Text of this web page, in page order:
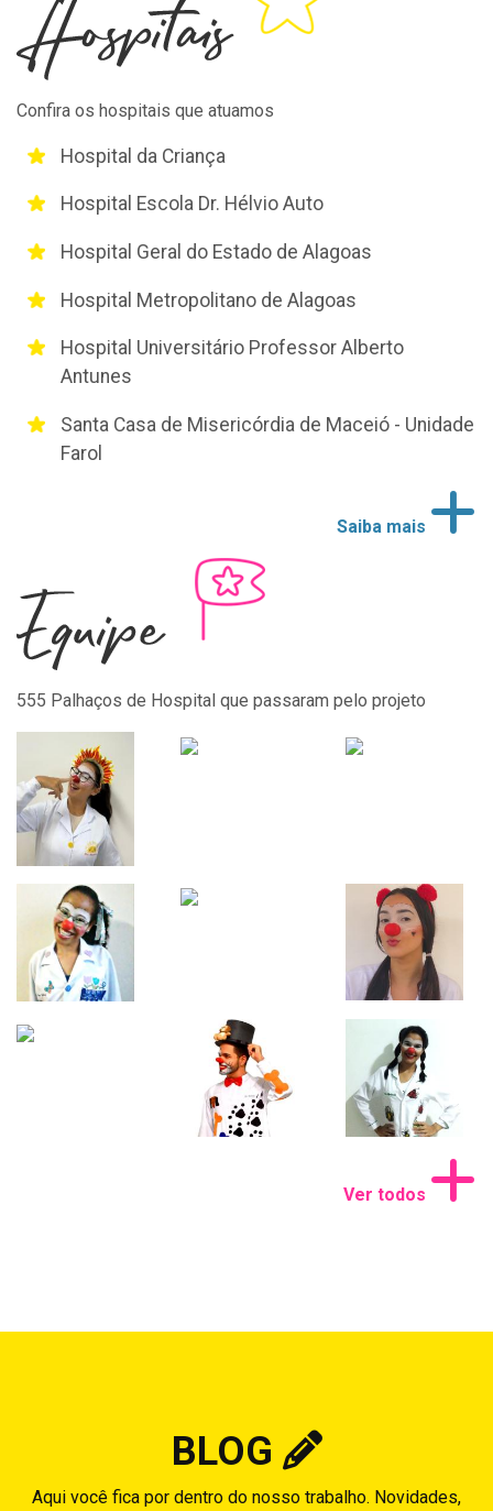
Confira os hospitais que atuamos
Hospital da Criança
Hospital Escola Dr. Hélvio Auto
Hospital Geral do Estado de Alagoas
Hospital Metropolitano de Alagoas
Hospital Universitário Professor Alberto
Antunes
Santa Casa de Misericórdia de Maceió - Unidade
Farol
Saiba mais
555 Palhaços de Hospital que passaram pelo projeto
Ver todos
BLOG
Aqui você fica por dentro do nosso trabalho. Novidades,